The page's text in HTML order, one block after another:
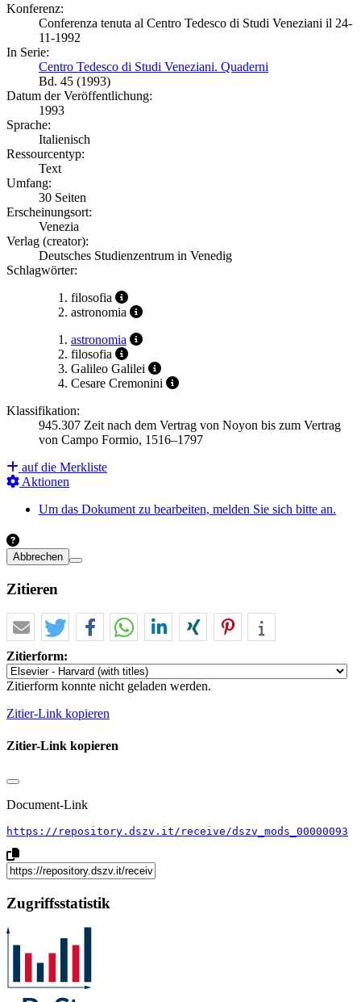
Konferenz:
Conferenza tenuta al Centro Tedesco di Studi Veneziani il 24-
11-1992
In Serie:
Centro Tedesco di Studi Veneziani. Quaderni
Bd. 45 (1993)
Datum der Veröffentlichung:
1993
Sprache:
Italienisch
Ressourcentyp:
Text
Umfang:
30 Seiten
Erscheinungsort:
Venezia
Verlag (creator):
Deutsches Studienzentrum in Venedig
Schlagwörter:
filosofia
astronomia
astronomia
filosofia
Galileo Galilei
Cesare Cremonini
Klassifikation:
945.307 Zeit nach dem Vertrag von Noyon bis zum Vertrag
von Campo Formio, 1516–1797
auf die Merkliste
Aktionen
Um das Dokument zu bearbeiten, melden Sie sich bitte an.
Abbrechen
Zitieren
Zitierform:
Zitierform konnte nicht geladen werden.
Zitier-Link kopieren
Zitier-Link kopieren
Document-Link
https://repository.dszv.it/receive/dszv_mods_00000093
Zugriffsstatistik